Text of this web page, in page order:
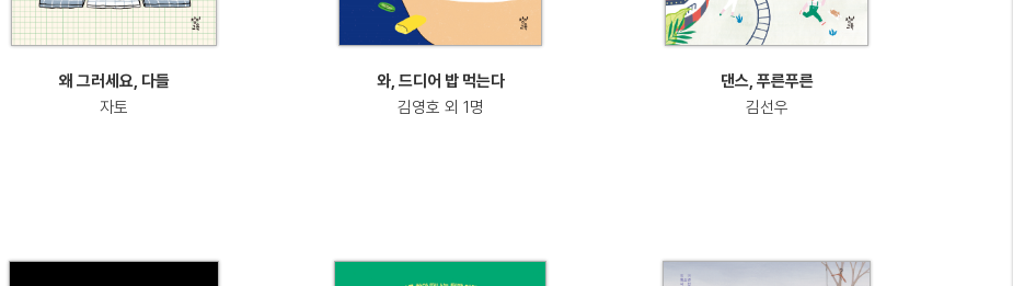
왜 그러세요, 다들
자토
와, 드디어 밥 먹는다
김영호 외 1명
댄스, 푸른푸른
김선우